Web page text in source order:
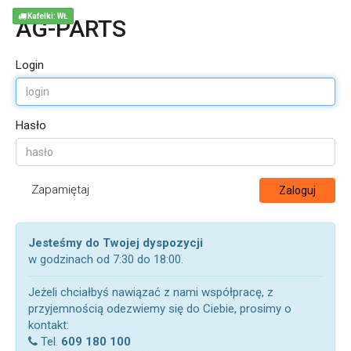
AG-PARTS
Login
Hasło
Zapamiętaj Zaloguj
Jesteśmy do Twojej dyspozycji
w godzinach od 7:30 do 18:00.
Jeżeli chciałbyś nawiązać z nami współpracę, z
przyjemnością odezwiemy się do Ciebie, prosimy o
kontakt:
Tel. 609 180 100
Kafelki: WŁ